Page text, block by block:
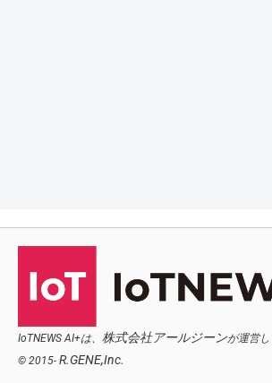
IoTNEWS AI+は、 株式会社アールジーンが運営し
© 2015- R.GENE,Inc.